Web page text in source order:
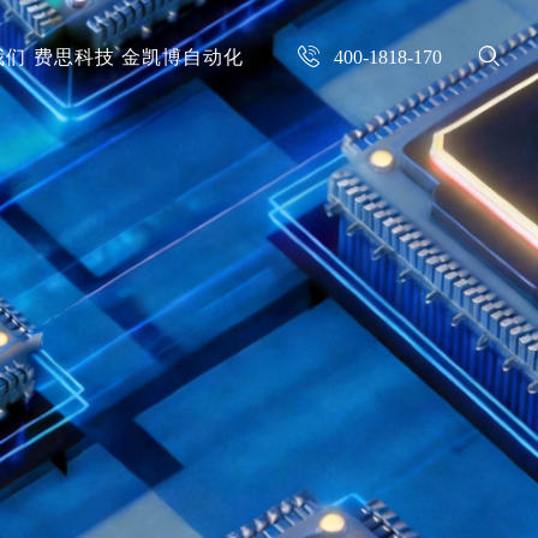
们 费思科技 金凯博自动化 400-1818-170